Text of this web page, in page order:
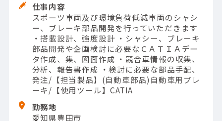
仕事内容
スポーツ車両及び環境負荷低減車両のシャシ
ー、ブレーキ部品開発を行っていただきます
・搭載設計、強度設計 ・シャシー、ブレーキ
部品開発や企画検討に必要なＣＡＴＩＡデー
タ作成、集、図面作成 ・競合車情報の収集、
分析、報告書作成 ・検討に必要な部品手配、
発注/【担当製品】(自動車部品)自動車用ブレ
ーキ/【使用ツール】CATIA
勤務地
愛知県豊田市